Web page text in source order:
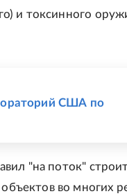
и токсинного
США по
"на поток"
во многих